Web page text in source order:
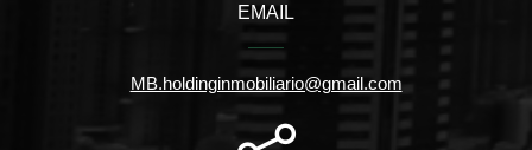
EMAIL
MB.holdinginmobiliario@gmail.com